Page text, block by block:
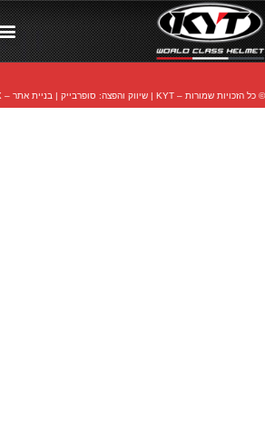
© כל הזכויות שמורות – KYT | שיווק והפצה: סופרבייק |בניית אתר – ALPHANETX